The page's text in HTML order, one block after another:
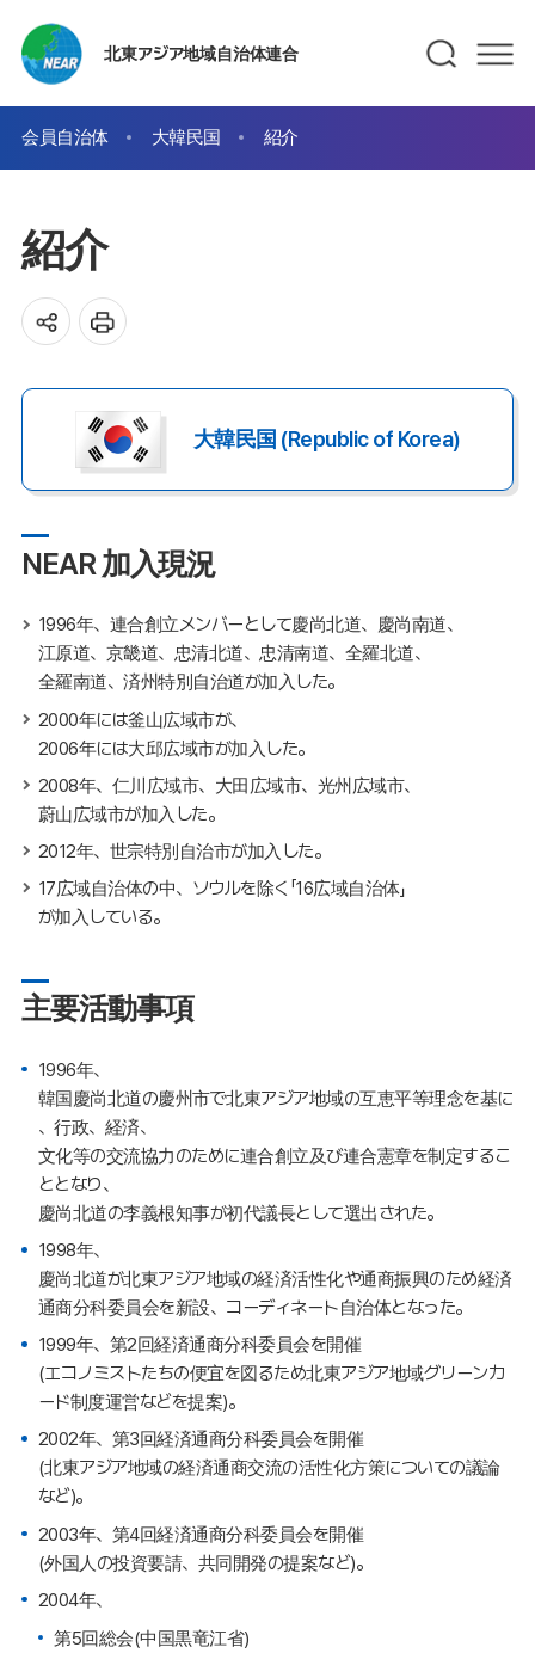
北東アジア地域自治体連合
会員自治体 大韓民国 紹介
紹介
大韓民国 (Republic of Korea)
NEAR 加入現況
1996年、連合創立メンバーとして慶尚北道、慶尚南道、
江原道、京畿道、忠清北道、忠清南道、全羅北道、
全羅南道、済州特別自治道が加入した。
2000年には釜山広域市が、
2006年には大邱広域市が加入した。
2008年、仁川広域市、大田広域市、光州広域市、
蔚山広域市が加入した。
2012年、世宗特別自治市が加入した。
17広域自治体の中、ソウルを除く「16広域自治体」
が加入している。
主要活動事項
1996年、
韓国慶尚北道の慶州市で北東アジア地域の互恵平等理念を基に
、行政、経済、
文化等の交流協力のために連合創立及び連合憲章を制定するこ
ととなり、
慶尚北道の李義根知事が初代議長として選出された。
1998年、
慶尚北道が北東アジア地域の経済活性化や通商振興のため経済
通商分科委員会を新設、コーディネート自治体となった。
1999年、第2回経済通商分科委員会を開催
(エコノミストたちの便宜を図るため北東アジア地域グリーンカ
ード制度運営などを提案)。
2002年、第3回経済通商分科委員会を開催
(北東アジア地域の経済通商交流の活性化方策についての議論
など)。
2003年、第4回経済通商分科委員会を開催
(外国人の投資要請、共同開発の提案など)。
2004年、
第5回総会(中国黒竜江省)